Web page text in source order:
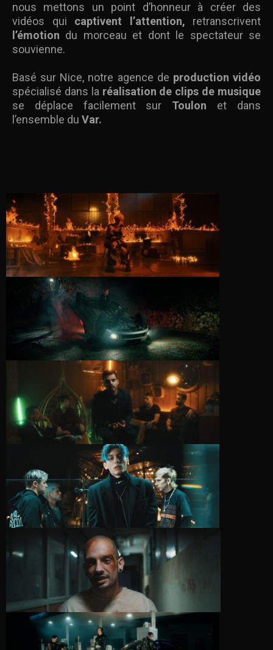
nous mettons un point d’honneur à créer des
vidéos qui captivent l’attention, retranscrivent
l’émotion du morceau et dont le spectateur se
souvienne.
Basé sur Nice, notre agence de production vidéo
spécialisé dans la réalisation de clips de musique
se déplace facilement sur Toulon et dans
l’ensemble du Var.